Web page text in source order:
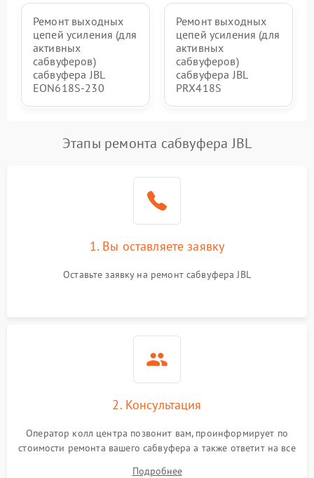
Ремонт выходных
цепей усиления (для
активных
сабвуферов)
сабвуфера JBL
EON618S-230
Ремонт выходных
цепей усиления (для
активных
сабвуферов)
сабвуфера JBL
PRX418S
Этапы ремонта сабвуфера JBL
1. Вы оставляете заявку
Оставьте заявку на ремонт сабвуфера JBL
2. Консультация
Оператор колл центра позвонит вам, проинформирует по
стоимости ремонта вашего сабвуфера а также ответит на все
Подробнее